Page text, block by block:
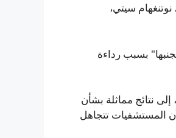
سيتي،
"يمكن تجنبها" بسبب رداءة
نتائج مماثلة بشأن
المستشفيات تتجاهل